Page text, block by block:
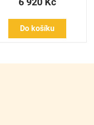
Do košíku